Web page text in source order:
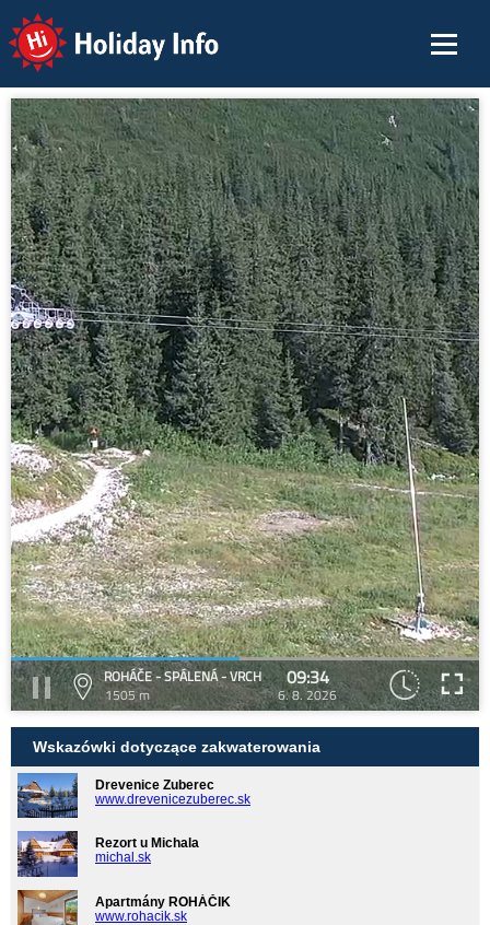
Holiday Info
ROHÁČE - SPÁLENÁ - VRCH
1505 m
09:34
6. 8. 2026
Wskazówki dotyczące zakwaterowania
Drevenice Zuberec
www.drevenicezuberec.sk
Rezort u Michala
michal.sk
Apartmány ROHÁČIK
www.rohacik.sk